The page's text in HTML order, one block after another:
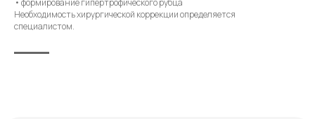
• формирование гипертрофического рубца
Необходимость хирургической коррекции определяется
специалистом.